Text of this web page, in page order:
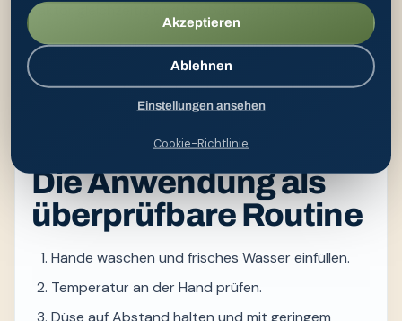
Akzeptieren
Ablehnen
Einstellungen ansehen
Cookie-Richtlinie
Faktor gleichzeitig und beobachtet den Verlauf.
Blut, offene Stellen, starke oder zunehmende
Schmerzen, Fieber, Eiter, Bläschen, eine tastbare
Schwellung oder anhaltende Beschwerden gehören
ärztlich eingeordnet. Hygiene kann begleiten, aber
keine Haut- oder Enddarmerkrankung behandeln.
Die Anwendung als
überprüfbare Routine
Hände waschen und frisches Wasser einfüllen.
Temperatur an der Hand prüfen.
Düse auf Abstand halten und mit geringem